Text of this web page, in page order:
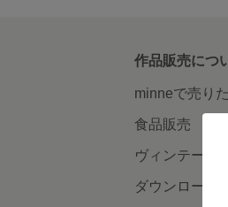
作品販売につ
minneで売り
食品販売
ヴィンテージ
ダウンロード